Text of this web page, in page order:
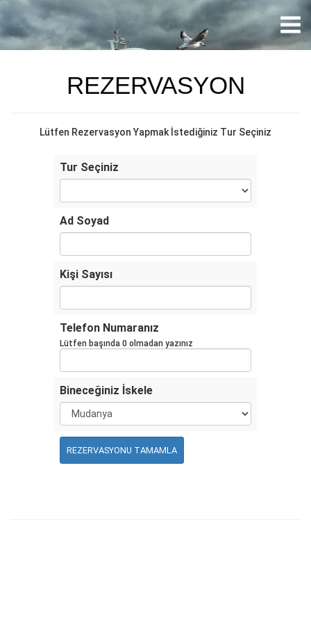
REZERVASYON
Lütfen Rezervasyon Yapmak İstediğiniz Tur Seçiniz
Tur Seçiniz
Ad Soyad
Kişi Sayısı
Telefon Numaranız
Lütfen başında 0 olmadan yazınız
Bineceğiniz İskele
REZERVASYONU TAMAMLA